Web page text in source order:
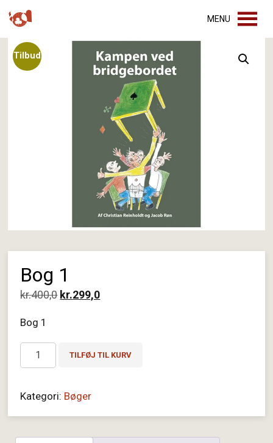
MENU
Tilbud
Bog 1
kr.400,0 Den
kr.400,0.
kr.299,0Den
kr.299,0.
Bog 1
Bog
1
TILFØJ TIL KURV
Kategori: Bøger